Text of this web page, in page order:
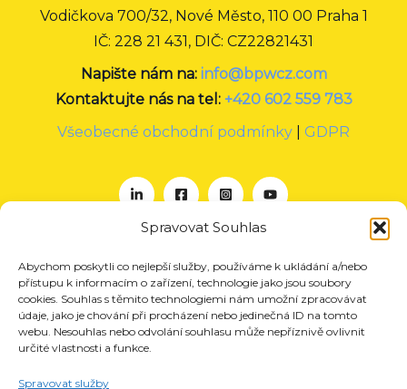
Spravovat Souhlas
Abychom poskytli co nejlepší služby, používáme k ukládání a/nebo
přístupu k informacím o zařízení, technologie jako jsou soubory
cookies. Souhlas s těmito technologiemi nám umožní zpracovávat
údaje, jako je chování při procházení nebo jedinečná ID na tomto
webu. Nesouhlas nebo odvolání souhlasu může nepříznivě ovlivnit
určité vlastnosti a funkce.
Spravovat služby
Vodičkova 700/32, Nové Město, 110 00 Praha 1
IČ: 228 21 431, DIČ: CZ22821431
Napište nám na: info@bpwcz.com
Kontaktujte nás na tel: +420 602 559 783
Všeobecné obchodní podmínky
GDPR
O nás
Projekty
Členství